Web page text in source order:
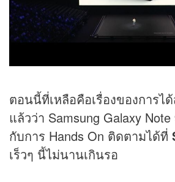
ตอนนี้ที่เหลือคือเรื่องของการไ
แล้วว่า Samsung Galaxy
กับการ Hands On ติดตามได้ที่
เร็วๆ นี้ไม่นานเกินรอ